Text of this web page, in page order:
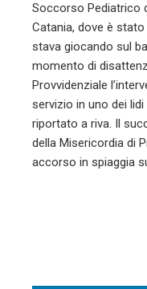
Soccorso Pediatrico
Catania, dove è
stava giocando sul
momento di
Provvidenziale
servizio in uno dei
riportato a riva. Il
della Misericordia di
accorso in spiaggia